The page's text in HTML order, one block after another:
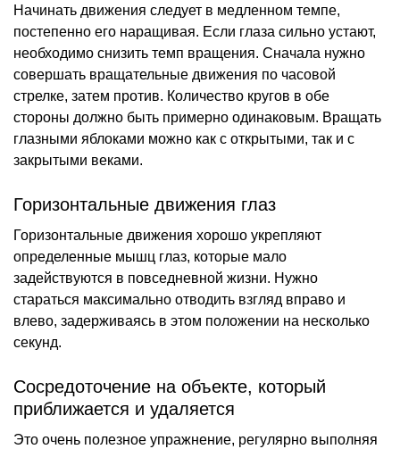
Начинать движения следует в медленном темпе,
постепенно его наращивая. Если глаза сильно устают,
необходимо снизить темп вращения. Сначала нужно
совершать вращательные движения по часовой
стрелке, затем против. Количество кругов в обе
стороны должно быть примерно одинаковым. Вращать
глазными яблоками можно как с открытыми, так и с
закрытыми веками.
Горизонтальные движения глаз
Горизонтальные движения хорошо укрепляют
определенные мышц глаз, которые мало
задействуются в повседневной жизни. Нужно
стараться максимально отводить взгляд вправо и
влево, задерживаясь в этом положении на несколько
секунд.
Сосредоточение на объекте, который
приближается и удаляется
Это очень полезное упражнение, регулярно выполняя